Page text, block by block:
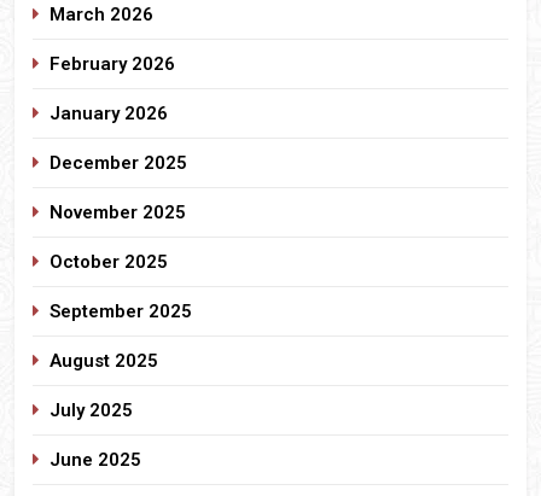
March 2026
February 2026
January 2026
December 2025
November 2025
October 2025
September 2025
August 2025
July 2025
June 2025